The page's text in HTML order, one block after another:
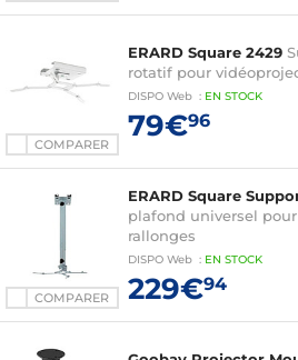
COMPARER
ERARD Square 2429
rotatif pour
DISPO Web : EN STOCK
79€96
COMPARER
ERARD Square
plafond universel
rallonges
DISPO Web : EN STOCK
229€94